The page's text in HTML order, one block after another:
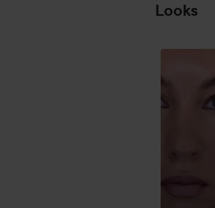
Looks